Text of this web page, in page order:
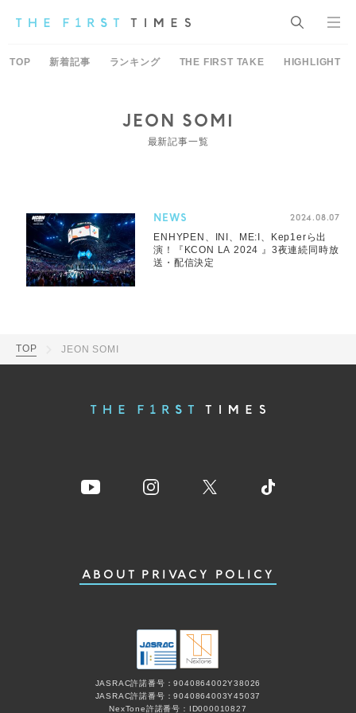
TOP 新着記事 ランキング THE FIRST TAKE HIGHLIGHT
JEON SOMI
最新記事一覧
NEWS 2024.08.07
ENHYPEN、INI、ME:I、Kep1erら出
演！『KCON LA 2024 』3夜連続同時放
送・配信決定
TOP JEON SOMI
ABOUT PRIVACY POLICY
JASRAC許諾番号：9040864002Y38026
JASRAC許諾番号：9040864003Y45037
NexTone許諾番号：ID000010827